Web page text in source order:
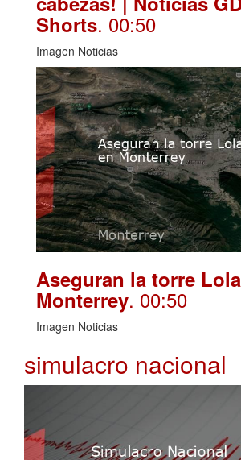
Shorts. 00:50
Imagen Noticias
Aseguran la torre
Monterrey. 00:50
Imagen Noticias
simulacro nacional